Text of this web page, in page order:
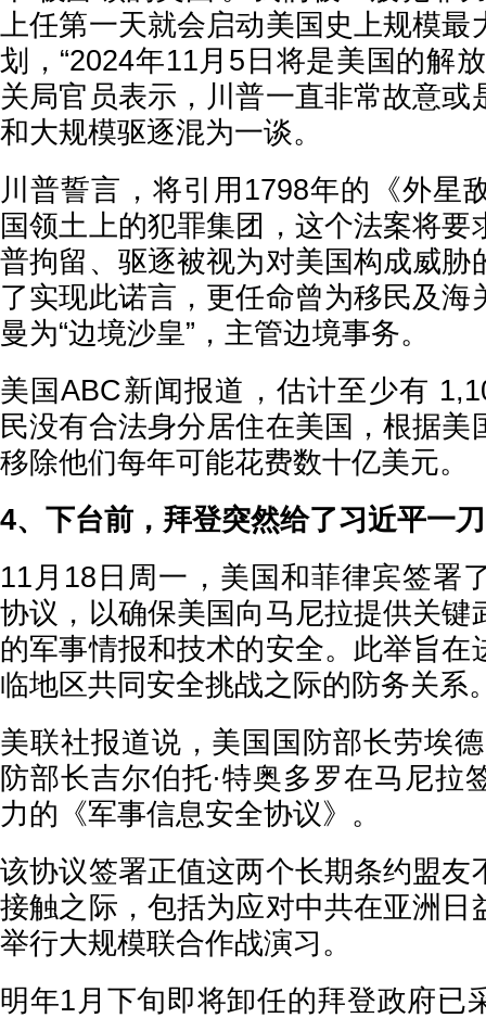
上任第一天就会启动美国史上规模最
划，“2024年11月5日将是美国的解
关局官员表示，川普一直非常故意或
和大规模驱逐混为一谈。
川普誓言，将引用1798年的《外星
国领土上的犯罪集团，这个法案将要
普拘留、驱逐被视为对美国构成威胁
了实现此诺言，更任命曾为移民及海
曼为“边境沙皇”，主管边境事务。
美国ABC新闻报道，估计至少有
民没有合法身分居住在美国，根据美
移除他们每年可能花费数十亿美元。
4、下台前，拜登突然给了习近平一刀
11月18日周一，美国和菲律宾签署
协议，以确保美国向马尼拉提供关键
的军事情报和技术的安全。此举旨在
临地区共同安全挑战之际的防务关系
美联社报道说，美国国防部长劳埃
防部长吉尔伯托·特奥多罗在马尼拉
力的《军事信息安全协议》。
该协议签署正值这两个长期条约盟友
接触之际，包括为应对中共在亚洲日
举行大规模联合作战演习。
明年1月下旬即将卸任的拜登政府已